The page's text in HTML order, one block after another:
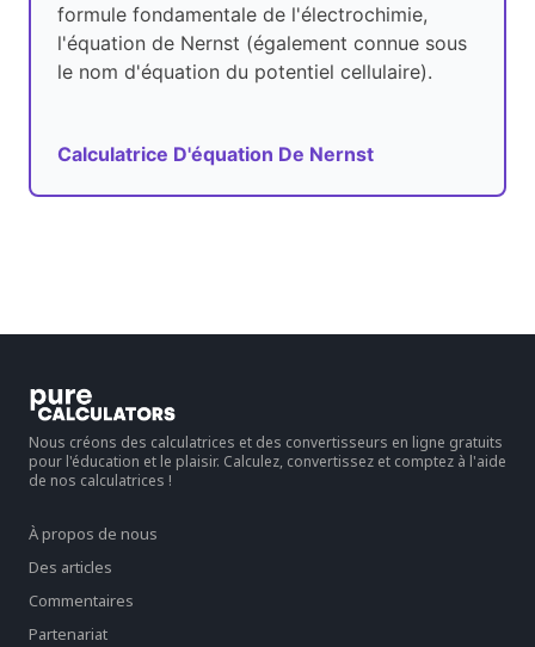
formule fondamentale de l'électrochimie,
l'équation de Nernst (également connue sous
le nom d'équation du potentiel cellulaire).
Calculatrice D'équation De Nernst
Nous créons des calculatrices et des convertisseurs en ligne gratuits
pour l'éducation et le plaisir. Calculez, convertissez et comptez à l'aide
de nos calculatrices !
À propos de nous
Des articles
Commentaires
Partenariat